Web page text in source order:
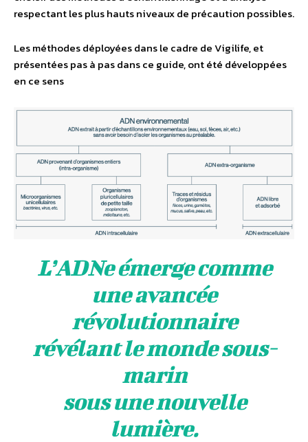
respectant les plus hauts niveaux de précaution possibles.
Les méthodes déployées dans le cadre de Vigilife, et
présentées pas à pas dans ce guide, ont été développées
en ce sens
L’ADNe émerge comme
une avancée
révolutionnaire
révélant le monde sous-
marin
sous une nouvelle
lumière.